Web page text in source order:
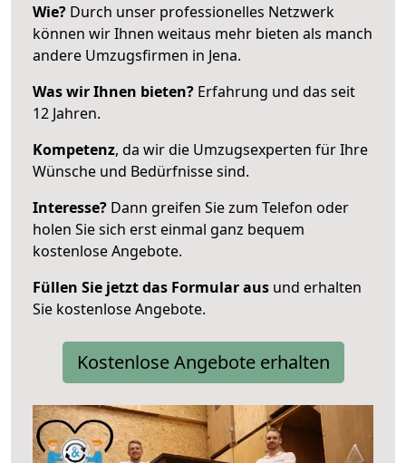
Wie? Durch unser professionelles Netzwerk
können wir Ihnen weitaus mehr bieten als manch
andere Umzugsfirmen in Jena.
Was wir Ihnen bieten? Erfahrung und das seit
12 Jahren.
Kompetenz, da wir die Umzugsexperten für Ihre
Wünsche und Bedürfnisse sind.
Interesse? Dann greifen Sie zum Telefon oder
holen Sie sich erst einmal ganz bequem
kostenlose Angebote.
Füllen Sie jetzt das Formular aus und erhalten
Sie kostenlose Angebote.
Kostenlose Angebote erhalten